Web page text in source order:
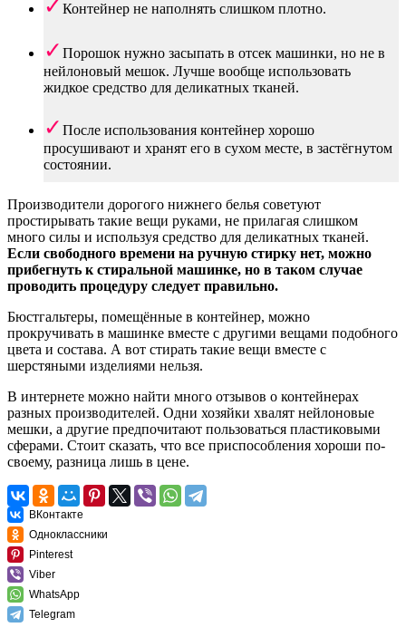
Контейнер не наполнять слишком плотно.
Порошок нужно засыпать в отсек машинки, но не в
нейлоновый мешок. Лучше вообще использовать
жидкое средство для деликатных тканей.
После использования контейнер хорошо
просушивают и хранят его в сухом месте, в застёгнутом
состоянии.
Производители дорогого нижнего белья советуют
простирывать такие вещи руками, не прилагая слишком
много силы и используя средство для деликатных тканей.
Если свободного времени на ручную стирку нет, можно
прибегнуть к стиральной машинке, но в таком случае
проводить процедуру следует правильно.
Бюстгальтеры, помещённые в контейнер, можно
прокручивать в машинке вместе с другими вещами подобного
цвета и состава. А вот стирать такие вещи вместе с
шерстяными изделиями нельзя.
В интернете можно найти много отзывов о контейнерах
разных производителей. Одни хозяйки хвалят нейлоновые
мешки, а другие предпочитают пользоваться пластиковыми
сферами. Стоит сказать, что все приспособления хороши по-
своему, разница лишь в цене.
ВКонтакте
Одноклассники
Pinterest
Viber
WhatsApp
Telegram